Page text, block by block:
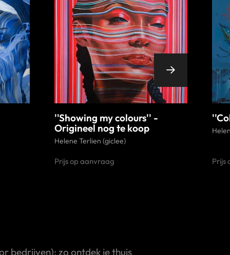
''Showing my colours'' -
Origineel nog te koop
Helene Terlien (giclee)
Prijs op aanvraag Prijs
bedrijven); zo ontdek je thuis